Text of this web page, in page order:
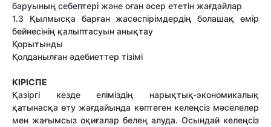
баруының себептері және оған әсер ететін жағдайлар
1.3 Қылмысқа барған жасөспірімдердің болашақ өмір
бейнесінің қалыптасуын анықтау
Қорытынды
Қолданылған әдебиеттер тізімі
КІРІСПЕ
Қазіргі кезде еліміздің нарықтық-экономикалық
қатынасқа өту жағдайында көптеген келеңсіз мәселелер
мен жағымсыз оқиғалар белең алуда. Осындай келеңсіз